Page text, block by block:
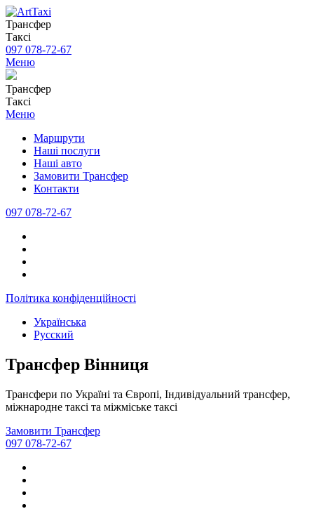
Трансфер
Таксі
097 078-72-67
Меню
Трансфер
Таксі
Меню
Маршрути
Наші послуги
Наші авто
Замовити Трансфер
Контакти
097 078-72-67
Політика конфіденційності
Українська
Русский
Трансфер Вінниця
Трансфери по Україні та Європі, Індивідуальний трансфер,
міжнародне таксі та міжміське таксі
Замовити Трансфер
097 078-72-67